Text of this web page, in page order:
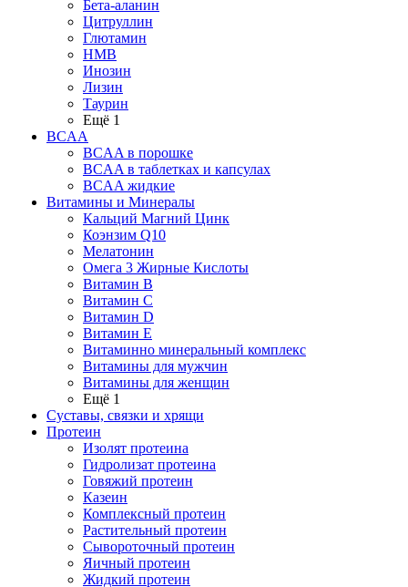
Бета-аланин
Цитруллин
Глютамин
HMB
Инозин
Лизин
Таурин
Ещё 1
BCAA
BCAA в порошке
BCAA в таблетках и капсулах
BCAA жидкие
Витамины и Минералы
Кальций Магний Цинк
Коэнзим Q10
Мелатонин
Омега 3 Жирные Кислоты
Витамин B
Витамин C
Витамин D
Витамин E
Витаминно минеральный комплекс
Витамины для мужчин
Витамины для женщин
Ещё 1
Суставы, связки и хрящи
Протеин
Изолят протеина
Гидролизат протеина
Говяжий протеин
Казеин
Комплексный протеин
Растительный протеин
Сывороточный протеин
Яичный протеин
Жидкий протеин